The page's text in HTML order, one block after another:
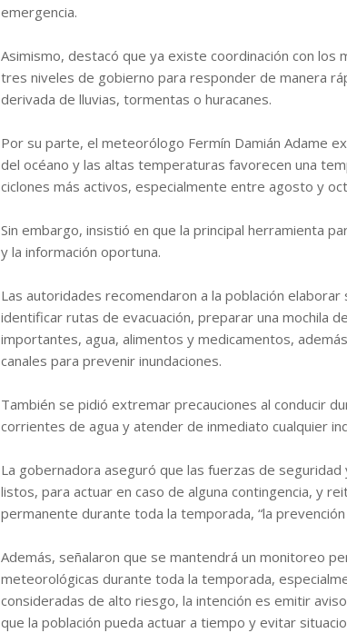
emergencia.
Asimismo, destacó que ya existe coordinación con los
tres niveles de gobierno para responder de manera
derivada de lluvias, tormentas o huracanes.
Por su parte, el meteorólogo Fermín Damián Adame
del océano y las altas temperaturas favorecen una
ciclones más activos, especialmente entre agosto y
Sin embargo, insistió en que la principal herramienta
y la información oportuna.
Las autoridades recomendaron a la población elaborar
identificar rutas de evacuación, preparar una mochila
importantes, agua, alimentos y medicamentos,
canales para prevenir inundaciones.
También se pidió extremar precauciones al conducir
corrientes de agua y atender de inmediato cualquier
La gobernadora aseguró que las fuerzas de
listos, para actuar en caso de alguna contingencia, y
permanente durante toda la temporada, “la
Además, señalaron que se mantendrá un monitoreo
meteorológicas durante toda la temporada,
consideradas de alto riesgo, la intención es emitir
que la población pueda actuar a tiempo y evitar